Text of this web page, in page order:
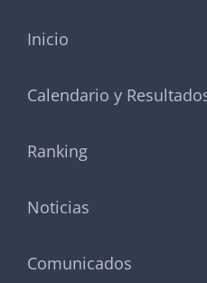
Inicio
Calendario y
Ranking
Noticias
Comunicados